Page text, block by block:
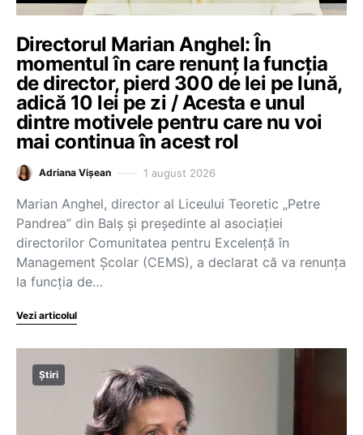
Directorul Marian Anghel: În
momentul în care renunț la funcția
de director, pierd 300 de lei pe lună,
adică 10 lei pe zi / Acesta e unul
dintre motivele pentru care nu voi
mai continua în acest rol
Adriana Vișean 1 august 2026
Marian Anghel, director al Liceului Teoretic „Petre
Pandrea” din Balș și președinte al asociației
directorilor Comunitatea pentru Excelență în
Management Școlar (CEMS), a declarat că va renunța
la funcția de…
Vezi articolul
Știri